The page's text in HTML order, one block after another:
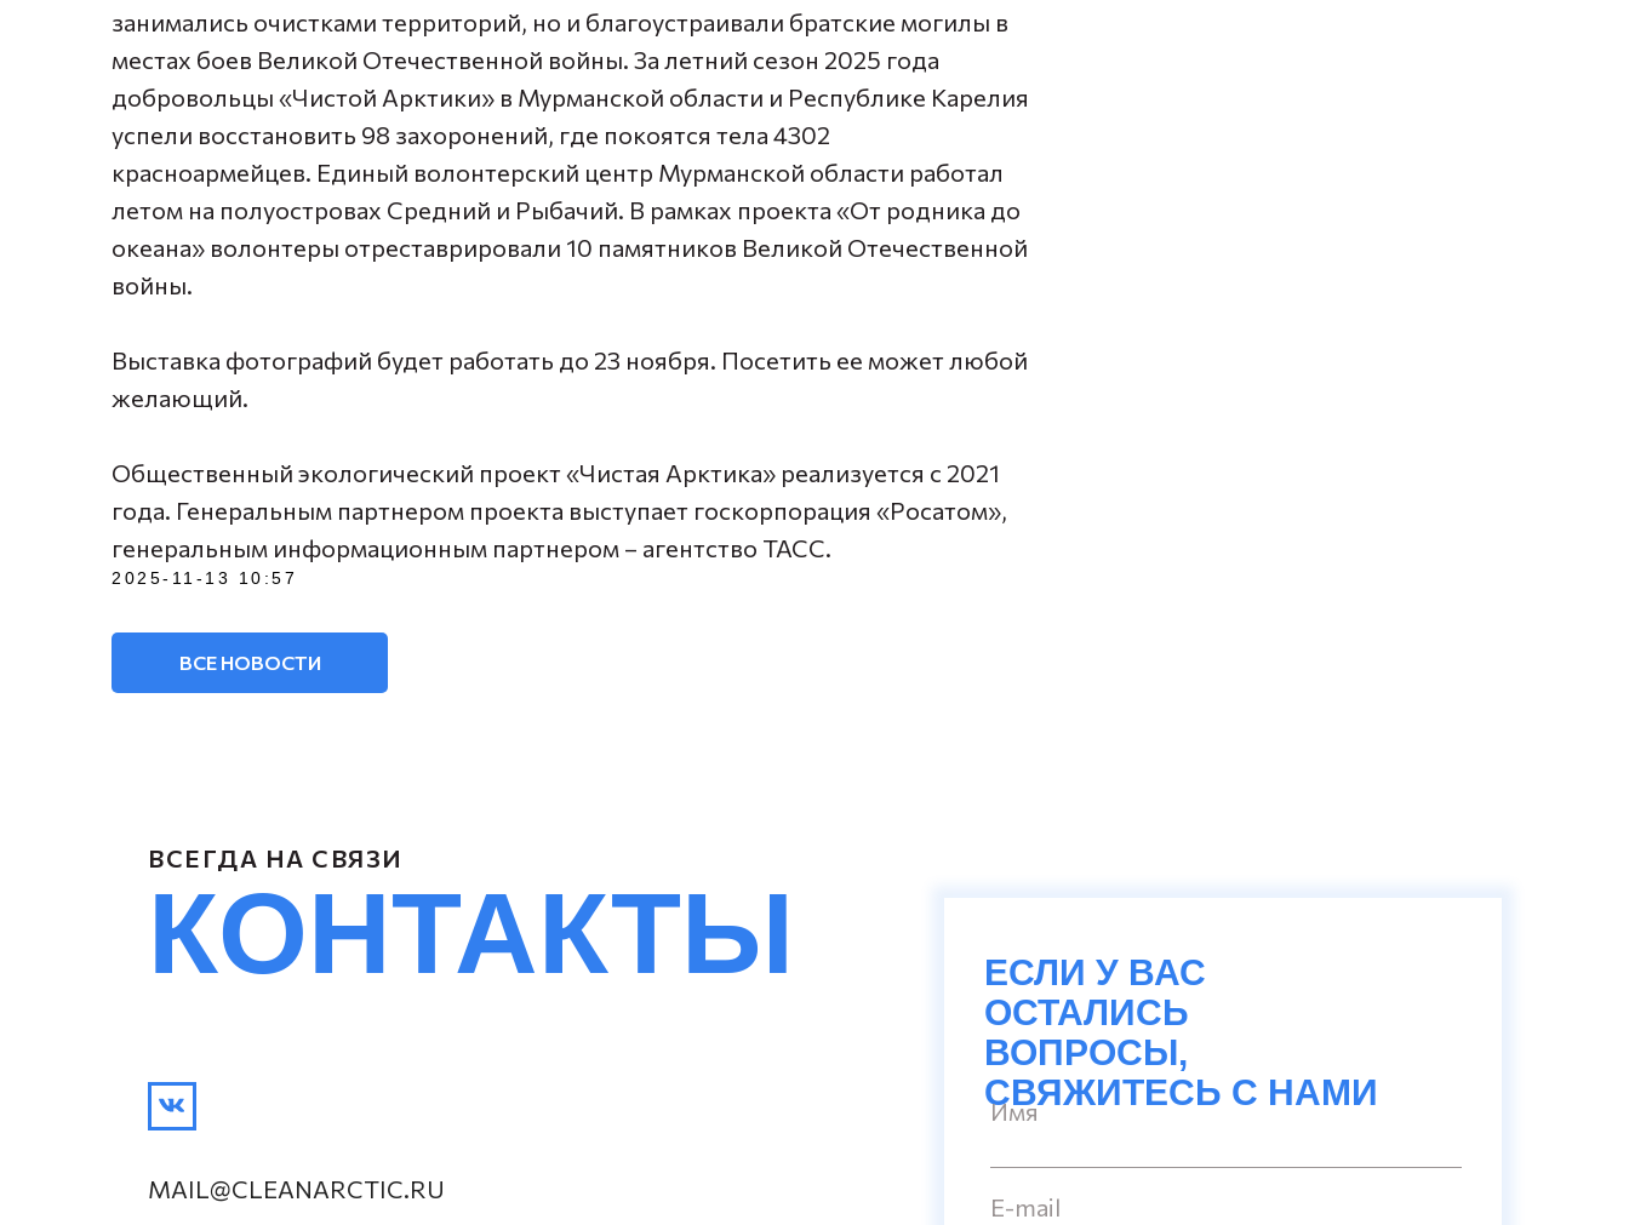
занимались очистками территорий, но и благоустраивали братские могилы в
местах боев Великой Отечественной войны. За летний сезон 2025 года
добровольцы «Чистой Арктики» в Мурманской области и Республике Карелия
успели восстановить 98 захоронений, где покоятся тела 4302
красноармейцев. Единый волонтерский центр Мурманской области работал
летом на полуостровах Средний и Рыбачий. В рамках проекта «От родника до
океана» волонтеры отреставрировали 10 памятников Великой Отечественной
войны.
Выставка фотографий будет работать до 23 ноября. Посетить ее может любой
желающий.
Общественный экологический проект «Чистая Арктика» реализуется с 2021
года. Генеральным партнером проекта выступает госкорпорация «Росатом»,
генеральным информационным партнером – агентство ТАСС.
2025-11-13 10:57
ВСЕ НОВОСТИ
КОНТАКТЫ
ВСЕГДА НА СВЯЗИ
ЕСЛИ У ВАС
ОСТАЛИСЬ
ВОПРОСЫ,
СВЯЖИТЕСЬ С НАМИ
Имя
E-mail
MAIL@CLEANARCTIC.RU